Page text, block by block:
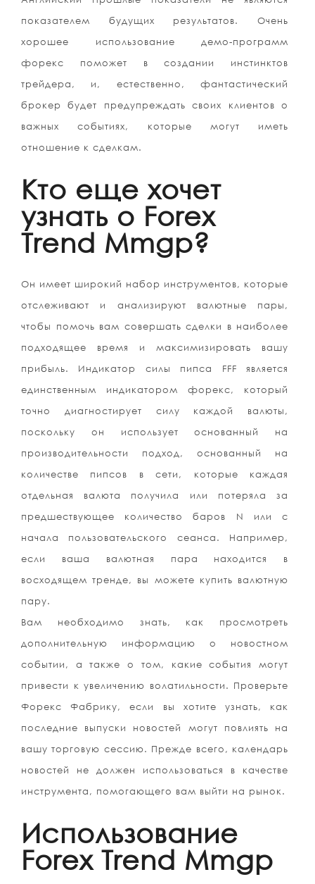
показателем будущих результатов. Очень
хорошее использование демо-программ
форекс поможет в создании инстинктов
трейдера, и, естественно, фантастический
брокер будет предупреждать своих клиентов о
важных событиях, которые могут иметь
отношение к сделкам.
Кто еще хочет
узнать о Forex
Trend Mmgp?
Он имеет широкий набор инструментов, которые
отслеживают и анализируют валютные пары,
чтобы помочь вам совершать сделки в наиболее
подходящее время и максимизировать вашу
прибыль. Индикатор силы пипса FFF является
единственным индикатором форекс, который
точно диагностирует силу каждой валюты,
поскольку он использует основанный на
производительности подход, основанный на
количестве пипсов в сети, которые каждая
отдельная валюта получила или потеряла за
предшествующее количество баров N или с
начала пользовательского сеанса. Например,
если ваша валютная пара находится в
восходящем тренде, вы можете купить валютную
пару.
Вам необходимо знать, как просмотреть
дополнительную информацию о новостном
событии, а также о том, какие события могут
привести к увеличению волатильности. Проверьте
Форекс Фабрику, если вы хотите узнать, как
последние выпуски новостей могут повлиять на
вашу торговую сессию. Прежде всего, календарь
новостей не должен использоваться в качестве
инструмента, помогающего вам выйти на рынок.
Использование
Forex Trend Mmgp